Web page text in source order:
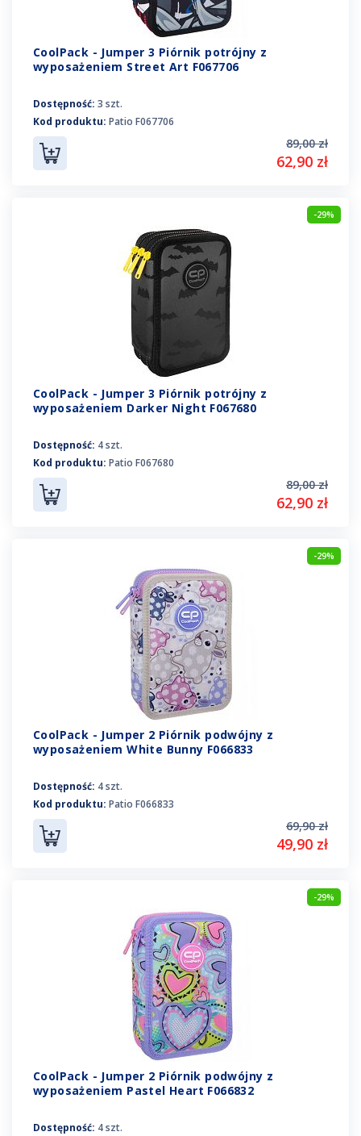
CoolPack - Jumper 3 Piórnik potrójny z
wyposażeniem Street Art F067706
Dostępność: 3 szt.
Kod produktu: Patio F067706
89,00 zł
62,90 zł
-29%
CoolPack - Jumper 3 Piórnik potrójny z
wyposażeniem Darker Night F067680
Dostępność: 4 szt.
Kod produktu: Patio F067680
89,00 zł
62,90 zł
-29%
CoolPack - Jumper 2 Piórnik podwójny z
wyposażeniem White Bunny F066833
Dostępność: 4 szt.
Kod produktu: Patio F066833
69,90 zł
49,90 zł
-29%
CoolPack - Jumper 2 Piórnik podwójny z
wyposażeniem Pastel Heart F066832
Dostępność: 4 szt.